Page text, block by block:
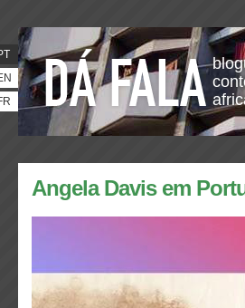
Angela Davis em